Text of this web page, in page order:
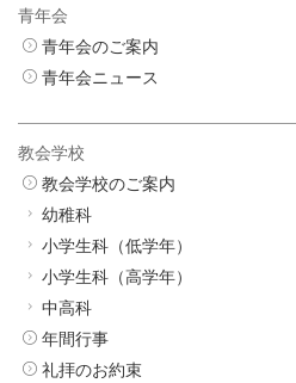
青年会
青年会のご案内
青年会ニュース
教会学校
教会学校のご案内
幼稚科
小学生科（低学年）
小学生科（高学年）
中高科
年間行事
礼拝のお約束